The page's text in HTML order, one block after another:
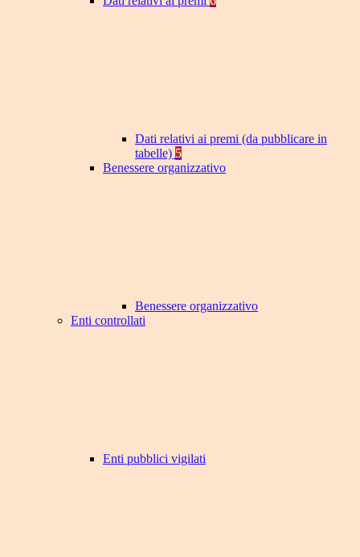
Dati relativi ai premi (da pubblicare in
tabelle) 5
Benessere organizzativo
Benessere organizzativo
Enti controllati
Enti pubblici vigilati